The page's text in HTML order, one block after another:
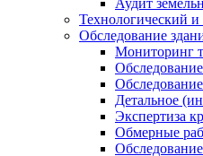
Аудит
Технологический и
Обследование
Мониторинг
Детальное
Экспертиза
Обмерные